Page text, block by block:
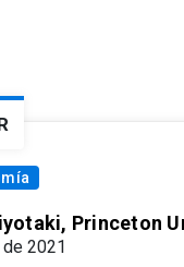
Princeton
2021